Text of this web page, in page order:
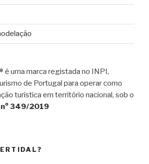
é uma marca registada no INPI,
de Portugal para operar como
turística em território nacional, sob o
n° 349/2019